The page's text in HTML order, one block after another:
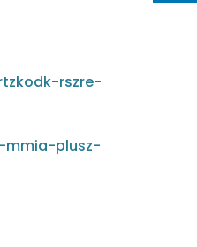
rszre-
mmia-plusz-